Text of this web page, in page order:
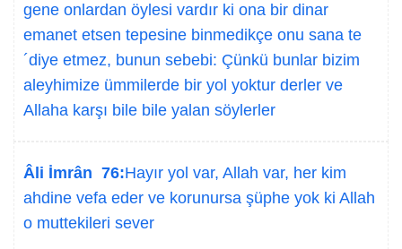
gene onlardan öylesi vardır ki ona bir dinar
emanet etsen tepesine binmedikçe onu sana te
´diye etmez, bunun sebebi: Çünkü bunlar bizim
aleyhimize ümmilerde bir yol yoktur derler ve
Allaha karşı bile bile yalan söylerler
Âli İmrân 76:Hayır yol var, Allah var, her kim
ahdine vefa eder ve korunursa şüphe yok ki Allah
o muttekileri sever